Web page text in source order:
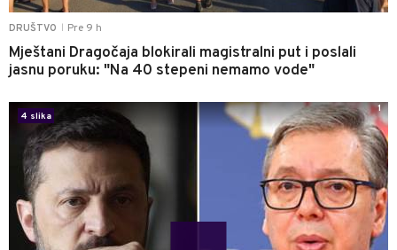
DRUŠTVO Pre 9 h
Mještani Dragočaja blokirali magistralni put i poslali
jasnu poruku: "Na 40 stepeni nemamo vode"
4 slika
1